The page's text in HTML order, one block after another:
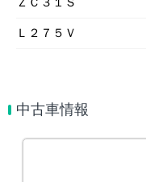
ＺＣ３１Ｓ
Ｌ２７５Ｖ
中古車情報